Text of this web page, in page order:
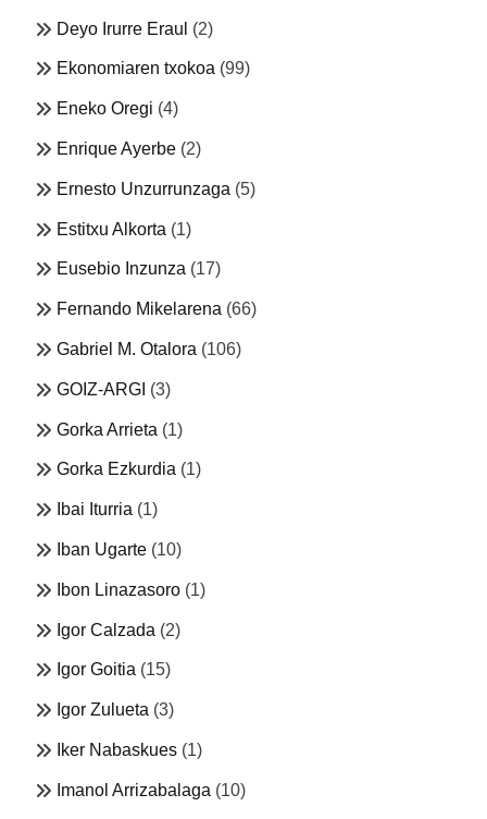
Deyo Irurre Eraul (2)
Ekonomiaren txokoa (99)
Eneko Oregi (4)
Enrique Ayerbe (2)
Ernesto Unzurrunzaga (5)
Estitxu Alkorta (1)
Eusebio Inzunza (17)
Fernando Mikelarena (66)
Gabriel M. Otalora (106)
GOIZ-ARGI (3)
Gorka Arrieta (1)
Gorka Ezkurdia (1)
Ibai Iturria (1)
Iban Ugarte (10)
Ibon Linazasoro (1)
Igor Calzada (2)
Igor Goitia (15)
Igor Zulueta (3)
Iker Nabaskues (1)
Imanol Arrizabalaga (10)